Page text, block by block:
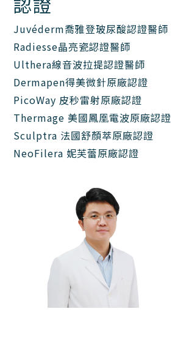
Juvéderm喬雅登玻尿酸認證醫師
Radiesse晶亮瓷認證醫師
Ulthera線音波拉提認證醫師
Dermapen得美微針原廠認證
PicoWay 皮秒雷射原廠認證
Thermage 美國鳳凰電波原廠認證
Sculptra 法國舒顏萃原廠認證
NeoFilera 妮芙蕾原廠認證